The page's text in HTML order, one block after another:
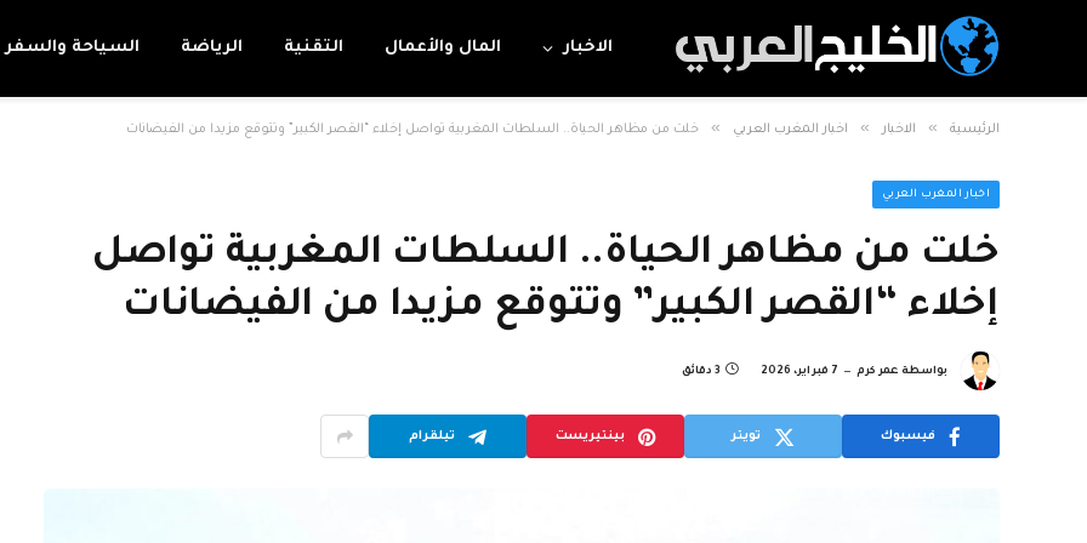
الاخبار المال والأعمال التقنية الرياضة السياحة والسفر
الرئيسية » الاخبار » اخبار المغرب العربي » خلت من مظاهر الحياة.. السلطات المغربية تواصل إخلاء “القصر الكبير” وتتوقع مزيدا من الفيضانات
اخبار المغرب العربي
خلت من مظاهر الحياة.. السلطات المغربية تواصل
إخلاء “القصر الكبير” وتتوقع مزيدا من الفيضانات
بواسطة عمر كرم 7 فبراير، 2026 3 دقائق
فيسبوك تويتر بينتيريست تيلقرام